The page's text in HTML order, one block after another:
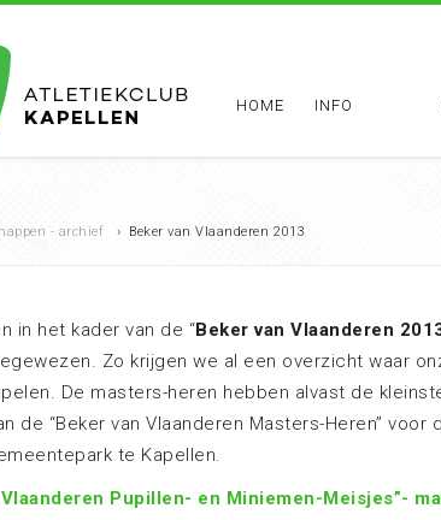
HOME INFO
- archief › Beker van Vlaanderen 2013
in het kader van de “Beker van Vlaanderen
Zo krijgen we al een overzicht waar
De masters-heren hebben alvast de
de “Beker van Vlaanderen Masters-Heren”
te Kapellen.
Pupillen- en Miniemen-Meisjes”-